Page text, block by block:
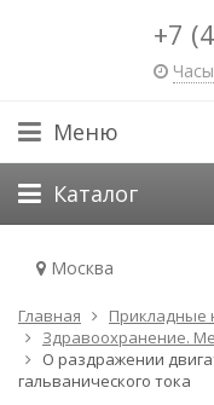
+7
Меню
Каталог
Москва
Главная
Прикладные
Здравоохранение.
О раздражении
гальванического тока